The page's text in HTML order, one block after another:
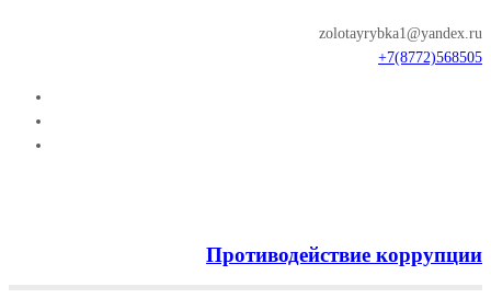
zolotayrybka1@yandex.ru
+7(8772)568505
Противодействие коррупции